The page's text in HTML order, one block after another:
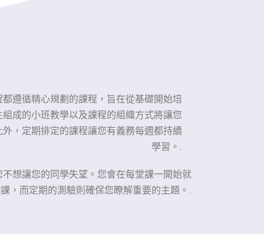
遵循精心規劃的課程，旨在從基礎開始培
成的小班教學以及課程的組織方式將讓您
，定期排定的課程讓您有義務每週都持續
學習。.
想讓您的同學失望。您會在每堂課一開始就
，而定期的測驗則確保您瞭解重要的主題。.